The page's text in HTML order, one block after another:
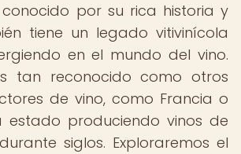
por su rica historia y
tiene un legado vitivinícola
en el mundo del vino.
tan reconocido como otros
de vino, como Francia o
estado produciendo vinos de
siglos. Exploraremos el